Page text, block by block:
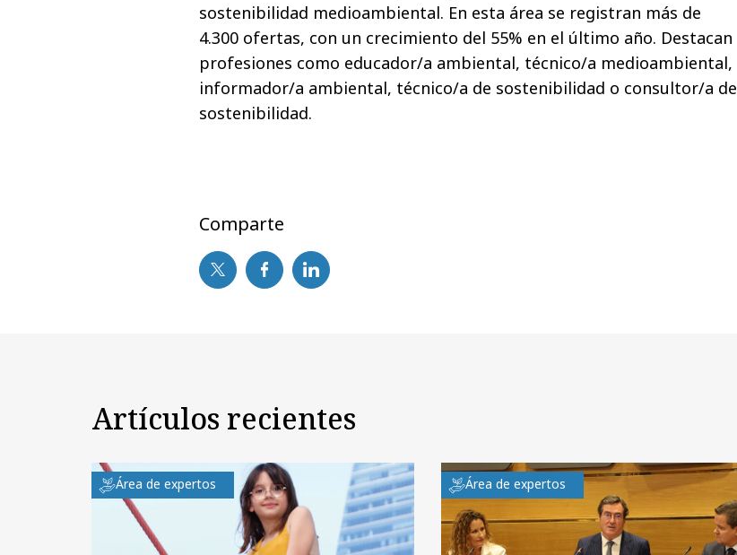
sostenibilidad medioambiental. En esta área se registran más de
4.300 ofertas, con un crecimiento del 55% en el último año. Destacan
profesiones como educador/a ambiental, técnico/a medioambiental,
informador/a ambiental, técnico/a de sostenibilidad o consultor/a de
sostenibilidad.
Comparte
Artículos recientes
Área de expertos Área de expertos